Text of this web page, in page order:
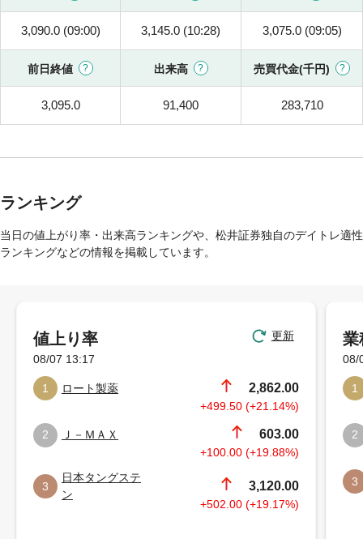
3,090.0 (09:00) 3,145.0 (10:28) 3,075.0 (09:05)
前日終値 出来高 売買代金(千円)
3,095.0 91,400 283,710
ランキング
当日の値上がり率・出来高ランキングや、松井証券独自のデイトレ適性
ランキングなどの情報を掲載しています。